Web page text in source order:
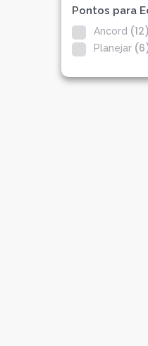
Pontos para
Ancord (12)
Planejar